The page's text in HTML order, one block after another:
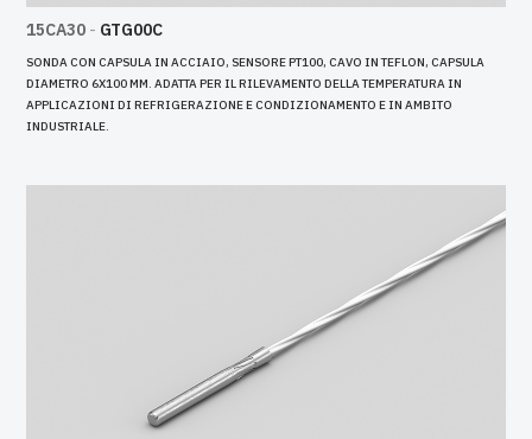
15CA30 - GTG00C
SONDA CON CAPSULA IN ACCIAIO, SENSORE PT100, CAVO IN TEFLON, CAPSULA
DIAMETRO 6X100 MM. ADATTA PER IL RILEVAMENTO DELLA TEMPERATURA IN
APPLICAZIONI DI REFRIGERAZIONE E CONDIZIONAMENTO E IN AMBITO
INDUSTRIALE.